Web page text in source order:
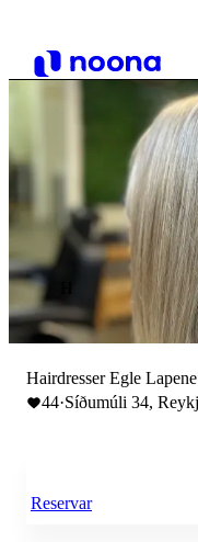
Hairdresser Egle Lapene
44·Síðumúli 34,
Reservar